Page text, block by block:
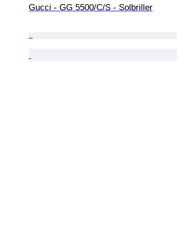
Gucci - GG 5500/C/S - Solbriller